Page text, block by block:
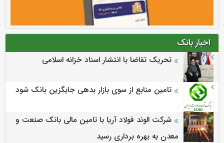
اخبار بانک
تحریک تقاضا با انتشار اسناد خزانه اسلامی
تامین منابع از سوی بازار بدهی جایگزین بانک شود
شرکت الوند فولاد آریا با تامین مالی بانک صنعت و
معدن به بهره برداری رسید